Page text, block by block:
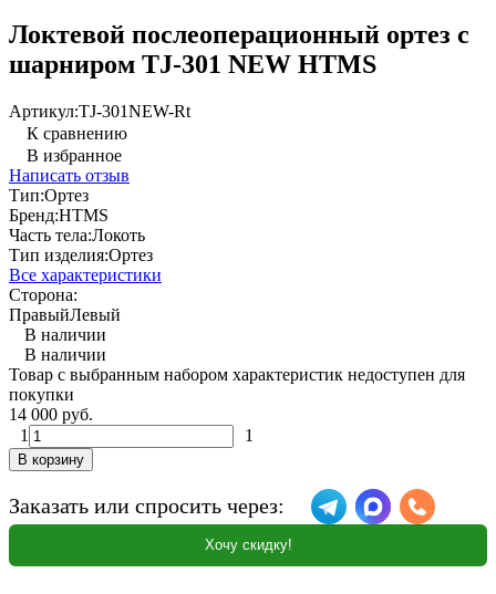
Локтевой послеоперационный ортез с
шарниром TJ-301 NEW HTMS
Артикул:TJ-301NEW-Rt
К сравнению
В избранное
Написать отзыв
Тип:Ортез
Бренд:HTMS
Часть тела:Локоть
Тип изделия:Ортез
Все характеристики
Сторона:
ПравыйЛевый
В наличии
В наличии
Товар с выбранным набором характеристик недоступен для
покупки
14 000 руб.
1
1
В корзину
Заказать или спросить через:
Хочу скидку!